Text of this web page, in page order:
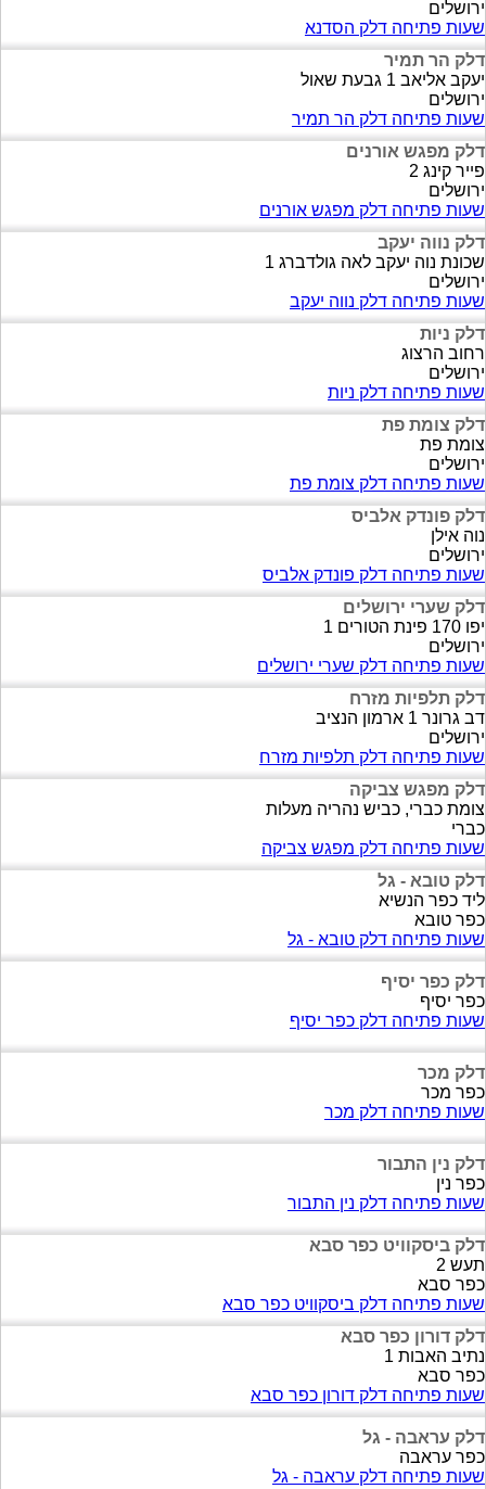
ירושלים
שעות פתיחה דלק הסדנא
דלק הר תמיר
יעקב אליאב 1 גבעת שאול
ירושלים
שעות פתיחה דלק הר תמיר
דלק מפגש אורנים
פייר קינג 2
ירושלים
שעות פתיחה דלק מפגש אורנים
דלק נווה יעקב
שכונת נוה יעקב לאה גולדברג 1
ירושלים
שעות פתיחה דלק נווה יעקב
דלק ניות
רחוב הרצוג
ירושלים
שעות פתיחה דלק ניות
דלק צומת פת
צומת פת
ירושלים
שעות פתיחה דלק צומת פת
דלק פונדק אלביס
נוה אילן
ירושלים
שעות פתיחה דלק פונדק אלביס
דלק שערי ירושלים
יפו 170 פינת הטורים 1
ירושלים
שעות פתיחה דלק שערי ירושלים
דלק תלפיות מזרח
דב גרונר 1 ארמון הנציב
ירושלים
שעות פתיחה דלק תלפיות מזרח
דלק מפגש צביקה
צומת כברי, כביש נהריה מעלות
כברי
שעות פתיחה דלק מפגש צביקה
דלק טובא - גל
ליד כפר הנשיא
כפר טובא
שעות פתיחה דלק טובא - גל
דלק כפר יסיף
כפר יסיף
שעות פתיחה דלק כפר יסיף
דלק מכר
כפר מכר
שעות פתיחה דלק מכר
דלק נין התבור
כפר נין
שעות פתיחה דלק נין התבור
דלק ביסקוויט כפר סבא
תעש 2
כפר סבא
שעות פתיחה דלק ביסקוויט כפר סבא
דלק דורון כפר סבא
נתיב האבות 1
כפר סבא
שעות פתיחה דלק דורון כפר סבא
דלק עראבה - גל
כפר עראבה
שעות פתיחה דלק עראבה - גל